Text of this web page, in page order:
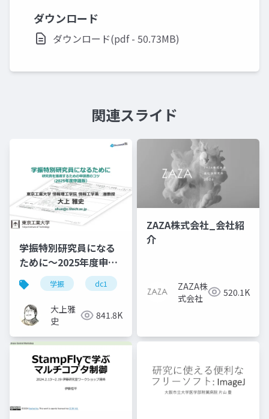
ダウンロード
ダウンロード(pdf - 50.73MB)
関連スライド
学振特別研究員になる
ために～2025年度申請
版
学振 dc1 jsps
大上雅
史
841.8K
ZAZA株式会社_会社紹
介
ZAZA株
式会社
520.1K